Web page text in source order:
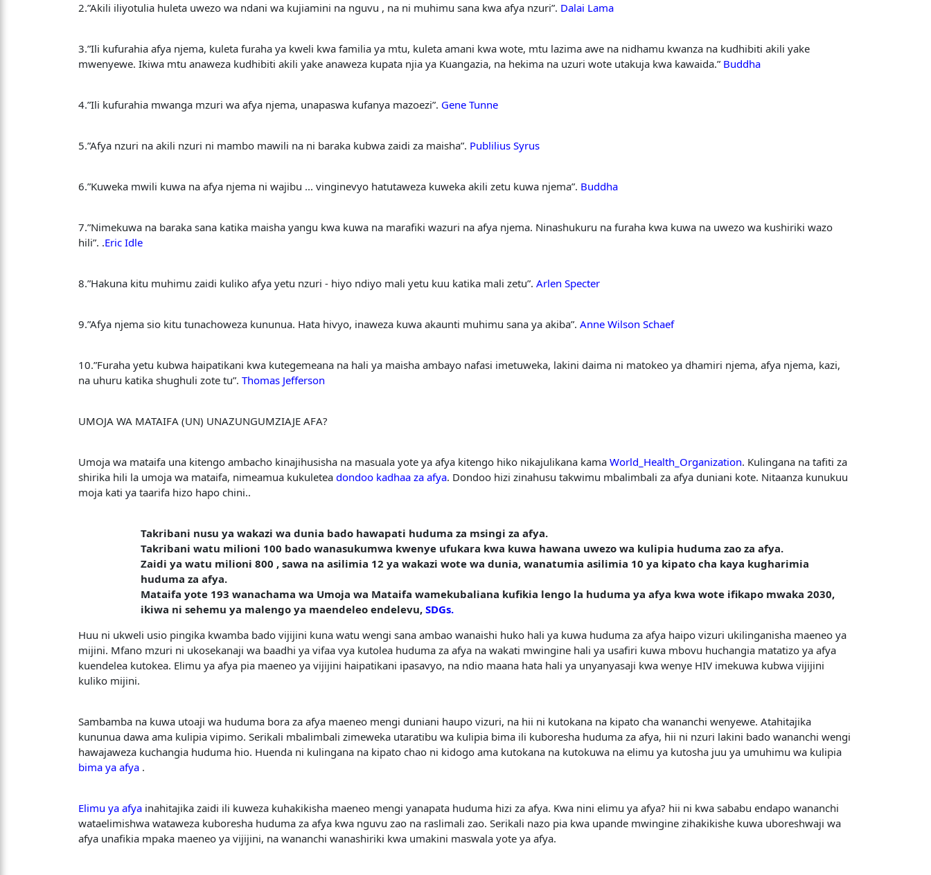
2.”Akili iliyotulia huleta uwezo wa ndani wa kujiamini na nguvu , na ni muhimu sana kwa afya nzuri”. Dalai Lama
3.”Ili kufurahia afya njema, kuleta furaha ya kweli kwa familia ya mtu, kuleta amani kwa wote, mtu lazima awe na nidhamu kwanza na kudhibiti akili yake
mwenyewe. Ikiwa mtu anaweza kudhibiti akili yake anaweza kupata njia ya Kuangazia, na hekima na uzuri wote utakuja kwa kawaida.” Buddha
4.”Ili kufurahia mwanga mzuri wa afya njema, unapaswa kufanya mazoezi”. Gene Tunne
5.”Afya nzuri na akili nzuri ni mambo mawili na ni baraka kubwa zaidi za maisha”. Publilius Syrus
6.”Kuweka mwili kuwa na afya njema ni wajibu ... vinginevyo hatutaweza kuweka akili zetu kuwa njema”. Buddha
7.”Nimekuwa na baraka sana katika maisha yangu kwa kuwa na marafiki wazuri na afya njema. Ninashukuru na furaha kwa kuwa na uwezo wa kushiriki wazo
hili”. .Eric Idle
8.”Hakuna kitu muhimu zaidi kuliko afya yetu nzuri - hiyo ndiyo mali yetu kuu katika mali zetu”.Arlen Specter
9.”Afya njema sio kitu tunachoweza kununua. Hata hivyo, inaweza kuwa akaunti muhimu sana ya akiba”.Anne Wilson Schaef
10.”Furaha yetu kubwa haipatikani kwa kutegemeana na hali ya maisha ambayo nafasi imetuweka, lakini daima ni matokeo ya dhamiri njema, afya njema, kazi,
na uhuru katika shughuli zote tu”.Thomas Jefferson
UMOJA WA MATAIFA (UN) UNAZUNGUMZIAJE AFA?
Umoja wa mataifa una kitengo ambacho kinajihusisha na masuala yote ya afya kitengo hiko nikajulikana kamaWorld_Health_Organization. Kulingana na tafiti za
shirika hili la umoja wa mataifa, nimeamua kukuleteadondoo kadhaa za afya. Dondoo hizi zinahusu takwimu mbalimbali za afya duniani kote. Nitaanza kunukuu
moja kati ya taarifa hizo hapo chini..
Takribani nusu ya wakazi wa dunia bado hawapati huduma za msingi za afya.
Takribani watu milioni 100 bado wanasukumwa kwenye ufukara kwa kuwa hawana uwezo wa kulipia huduma zao za afya.
Zaidi ya watu milioni 800 , sawa na asilimia 12 ya wakazi wote wa dunia, wanatumia asilimia 10 ya kipato cha kaya kugharimia
huduma za afya.
Mataifa yote 193 wanachama wa Umoja wa Mataifa wamekubaliana kufikia lengo la huduma ya afya kwa wote ifikapo mwaka 2030,
ikiwa ni sehemu ya malengo ya maendeleo endelevu,SDGs.
Huu ni ukweli usio pingika kwamba bado vijijini kuna watu wengi sana ambao wanaishi huko hali ya kuwa huduma za afya haipo vizuri ukilinganisha maeneo ya
mijini. Mfano mzuri ni ukosekanaji wa baadhi ya vifaa vya kutolea huduma za afya na wakati mwingine hali ya usafiri kuwa mbovu huchangia matatizo ya afya
kuendelea kutokea. Elimu ya afya pia maeneo ya vijijini haipatikani ipasavyo, na ndio maana hata hali ya unyanyasaji kwa wenye HIV imekuwa kubwa vijijini
kuliko mijini.
Sambamba na kuwa utoaji wa huduma bora za afya maeneo mengi duniani haupo vizuri, na hii ni kutokana na kipato cha wananchi wenyewe. Atahitajika
kununua dawa ama kulipia vipimo. Serikali mbalimbali zimeweka utaratibu wa kulipia bima ili kuboresha huduma za afya, hii ni nzuri lakini bado wananchi wengi
hawajaweza kuchangia huduma hio. Huenda ni kulingana na kipato chao ni kidogo ama kutokana na kutokuwa na elimu ya kutosha juu ya umuhimu wa kulipia
bima ya afya .
Elimu ya afya inahitajika zaidi ili kuweza kuhakikisha maeneo mengi yanapata huduma hizi za afya. Kwa nini elimu ya afya? hii ni kwa sababu endapo wananchi
wataelimishwa wataweza kuboresha huduma za afya kwa nguvu zao na raslimali zao. Serikali nazo pia kwa upande mwingine zihakikishe kuwa uboreshwaji wa
afya unafikia mpaka maeneo ya vijijini, na wananchi wanashiriki kwa umakini maswala yote ya afya.